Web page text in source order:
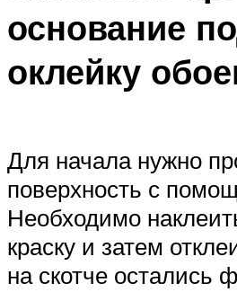
основание
оклейку
Для начала нужно
поверхность с
Необходимо
краску и затем
на скотче остались